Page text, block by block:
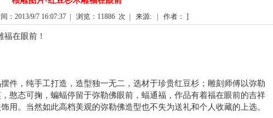
：2013/9/7 16:07:37 | 浏览： 11886次 | 来源: | 作者： ]
在眼前！
件，纯手工打造，造型独一无二，选材于珍贵红豆杉；雕刻师傅以弥勒
憨态可掬，蝙蝠停留于弥勒佛眼前，蝠通福，作品有着福在眼前的吉祥
用。当然如此高档美观的弥勒佛造型也不失为送礼和个人收藏的上选。